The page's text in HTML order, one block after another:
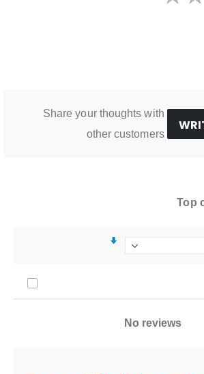
Share your thoughts with
other customers
Top
No reviews